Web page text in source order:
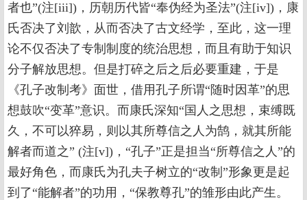
者也”(注[iii])，历朝历代皆“奉伪经为圣法”(注[iv])，康
氏否决了刘歆，从而否决了古文经学，至此，这一理
论不仅否决了专制制度的统治思想，而且有助于知识
分子解放思想。但是打碎之后之后必要重建，于是
《孔子改制考》面世，借用孔子所谓“随时因革”的思
想鼓吹“变革”意识。而康氏深知“国人之思想，束缚既
久，不可以猝易，则以其所尊信之人为鹄，就其所能
解者而道之” (注[v])，“孔子”正是担当“所尊信之人”的
最好角色，而康氏为孔夫子树立的“改制”形象更是起
到了“能解者”的功用，“保教尊孔”的雏形由此产生。